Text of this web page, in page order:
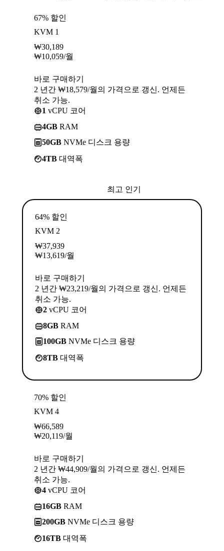
67% 할인
KVM 1
₩30,189
₩10,059/월
바로 구매하기
2 년간 ₩18,579/월의 가격으로 갱신. 언제든
취소 가능.
1 vCPU 코어
4GB RAM
50GB NVMe 디스크 용량
4TB 대역폭
최고 인기
64% 할인
KVM 2
₩37,939
₩13,619/월
바로 구매하기
2 년간 ₩23,219/월의 가격으로 갱신. 언제든
취소 가능.
2 vCPU 코어
8GB RAM
100GB NVMe 디스크 용량
8TB 대역폭
70% 할인
KVM 4
₩66,589
₩20,119/월
바로 구매하기
2 년간 ₩44,909/월의 가격으로 갱신. 언제든
취소 가능.
4 vCPU 코어
16GB RAM
200GB NVMe 디스크 용량
16TB 대역폭